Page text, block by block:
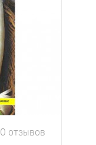
0 отзывов